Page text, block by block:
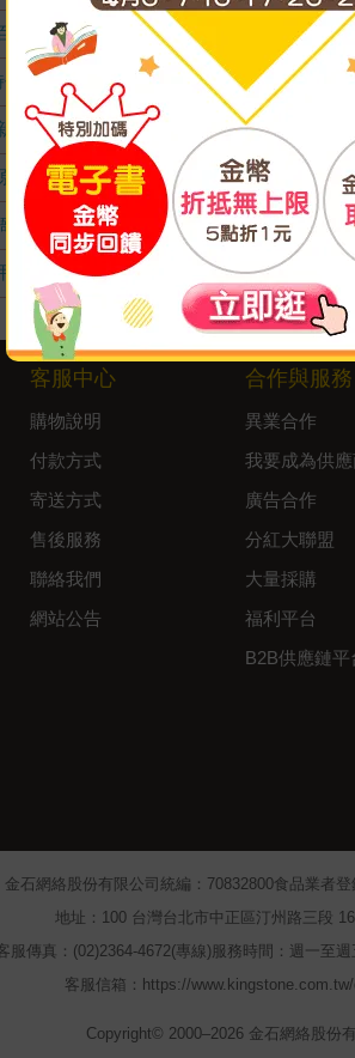
店
代店
店
店
店
店
客服中心
購物說明
付款方式
寄送方式
售後服務
聯絡我們
網站公告
合作與服務
異業合作
我要成為供應
廣告合作
分紅大聯盟
大量採購
福利平台
B2B供應鏈平
金石網絡股份有限公司 統編：70832800食品業者登
地址：100 台灣台北市中正區汀州路三段
服傳真：(02)2364-4672(專線) 服務時間：週一至
客服信箱：https://
Copyright© 2000–2026 金石網絡股份